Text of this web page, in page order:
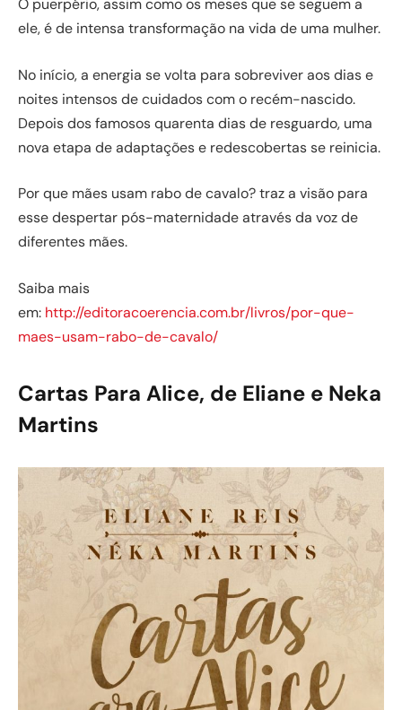
O puerpério, assim como os meses que se seguem a
ele, é de intensa transformação na vida de uma mulher.
No início, a energia se volta para sobreviver aos dias e
noites intensos de cuidados com o recém-nascido.
Depois dos famosos quarenta dias de resguardo, uma
nova etapa de adaptações e redescobertas se reinicia.
Por que mães usam rabo de cavalo? traz a visão para
esse despertar pós-maternidade através da voz de
diferentes mães.
Saiba mais
em: http://editoracoerencia.com.br/livros/por-que-
maes-usam-rabo-de-cavalo/
Cartas Para Alice, de Eliane e Neka
Martins